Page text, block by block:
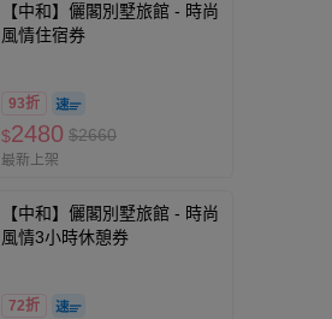
【中和】儷閣別墅旅館 - 時尚
風情住宿券
93折
$2480 $2660
最新上架
【中和】儷閣別墅旅館 - 時尚
風情3小時休憩券
72折